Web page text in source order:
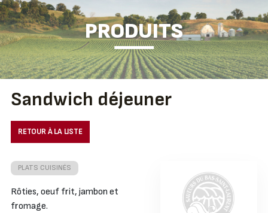
PRODUITS
Sandwich déjeuner
RETOUR À LA LISTE
PLATS CUISINÉS
Rôties, oeuf frit, jambon et
fromage.